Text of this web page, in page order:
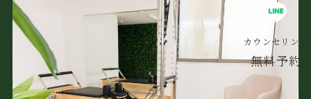
カウンセリング
無料予約